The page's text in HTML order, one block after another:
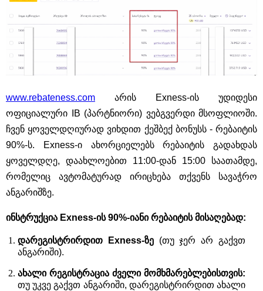
www.rebateness.com არის Exness-ის უდიდესი
ოფიციალური IB (პარტნიორი) ვებგვერდი მსოფლიოში.
ჩვენ ყოველდღიურად ვიხდით ქეშბექ ბონუსს - რებაიტის
90%-ს. Exness-ი ახორციელებს რებაიტის გადახდას
ყოველდღე, დაახლოებით 11:00-დან 15:00 საათამდე,
რომელიც ავტომატურად ირიცხება თქვენს სავაჭრო
ანგარიშზე.
ინსტრუქცია Exness-ის 90%-იანი რებაიტის მისაღებად:
დარეგისტრირდით Exness-ზე(თუ ჯერ არ გაქვთ
ანგარიში).
ახალი რეგისტრაცია ძველი მომხმარებლებისთვის:
თუ უკვე გაქვთ ანგარიში, დარეგისტრირდით ახალი